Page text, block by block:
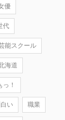
優
代
能スクール
海道
！
い 職業